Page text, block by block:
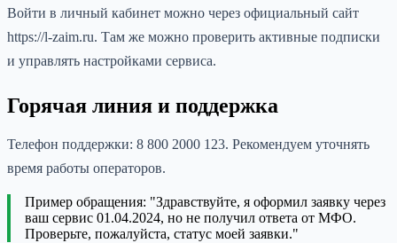
Войти в личный кабинет можно через официальный сайт
https://l-zaim.ru. Там же можно проверить активные подписки
и управлять настройками сервиса.
Горячая линия и поддержка
Телефон поддержки: 8 800 2000 123. Рекомендуем уточнять
время работы операторов.
Пример обращения: "Здравствуйте, я оформил заявку через
ваш сервис 01.04.2024, но не получил ответа от МФО.
Проверьте, пожалуйста, статус моей заявки."